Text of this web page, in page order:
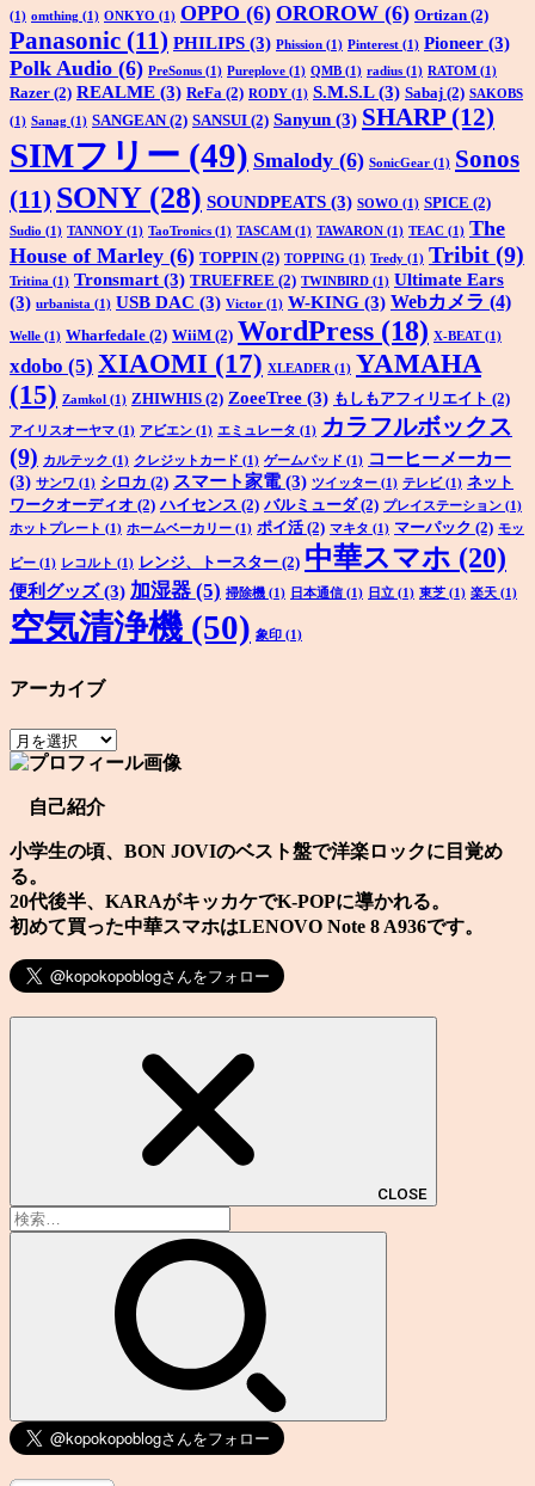
(1) omthing (1) ONKYO (1) OPPO (6) OROROW (6) Ortizan (2)
Panasonic (11) PHILIPS (3) Phission (1) Pinterest (1) Pioneer (3)
Polk Audio (6) PreSonus (1) Pureplove (1) QMB (1) radius (1) RATOM (1)
Razer (2) REALME (3) ReFa (2) RODY (1) S.M.S.L(3) Sabaj (2) SAKOBS
(1) Sanag (1) SANGEAN(2) SANSUI (2) Sanyun (3) SHARP(12)
SIMフリー (49) Smalody (6) SonicGear (1) Sonos
(11) SONY(28) SOUNDPEATS (3) SOWO (1) SPICE (2)
Sudio (1) TANNOY (1) TaoTronics (1) TASCAM (1) TAWARON (1) TEAC (1) The
House of Marley (6) TOPPIN(2) TOPPING (1) Tredy (1) Tribit (9)
Tritina (1) Tronsmart (3) TRUEFREE (2) TWINBIRD (1) Ultimate Ears
(3) urbanista (1) USB DAC (3) Victor (1) W-KING (3) Webカメラ (4)
Welle (1) Wharfedale (2) WiiM (2) WordPress (18) X-BEAT(1)
xdobo (5) XIAOMI (17) XLEADER (1) YAMAHA
(15) Zamkol (1) ZHIWHIS (2) ZoeeTree (3) もしもアフィリエイト (2)
アイリスオーヤマ (1) アビエン (1) エミュレータ (1) カラフルボックス
(9) カルテック (1) クレジットカード (1) ゲームパッド (1) コーヒーメーカー
(3) サンワ (1) シロカ (2) スマート家電 (3) ツイッター (1) テレビ(1) ネット
ワークオーディオ (2) ハイセンス (2) バルミューダ(2) プレイステーション (1)
ホットプレート (1) ホームベーカリー (1) ポイ活(2) マキタ (1) マーパック (2) モッ
ピー (1) レコルト (1) レンジ、トースター (2) 中華スマホ (20)
便利グッズ(3) 加湿器 (5) 掃除機 (1) 日本通信 (1) 日立 (1) 東芝 (1) 楽天 (1)
空気清浄機 (50) 象印 (1)
アーカイブ
ア
ー
ブ
自己紹介
小学生の頃、BON JOVIのベスト盤で洋楽ロックに目覚め
る。
20代後半、KARAがキッカケでK-POPに導かれる。
初めて買った中華スマホはLENOVO Note 8 A936です。
CLOSE
検
索: